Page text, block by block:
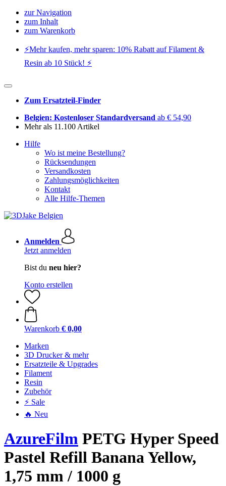
zur Navigation
zum Inhalt
zum Warenkorb
⚡️Mehr kaufen, mehr sparen: 10% Rabatt auf Filament &
Resin ab 10 Stück! ⚡️
Zum Ersatzteil-Finder
Belgien: Kostenloser Standardversand ab € 54,90
Mehr als 11.100 Artikel
Hilfe
Wo ist meine Bestellung?
Rücksendungen
Versandkosten
Zahlungsmöglichkeiten
Kontakt
Alle Hilfe-Themen
Anmelden
Jetzt anmelden
Bist du neu hier?
Konto erstellen
Warenkorb € 0,00
Marken
3D Drucker & mehr
Ersatzteile & Upgrades
Filament
Resin
Zubehör
⚡ Sale
🔥 Neu
AzureFilm PETG Hyper Speed
Pastel Refill Banana Yellow,
1,75 mm / 1000 g